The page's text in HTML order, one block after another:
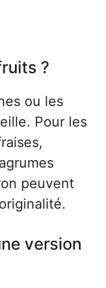
?
ou les
Pour les
peuvent
version